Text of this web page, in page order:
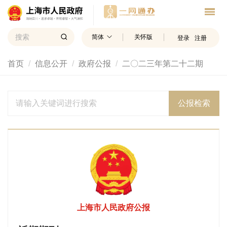
简体 关怀版 登录 注册
首页 信息公开 政府公报 二〇二三年第二十二期
公报检索
上海市人民政府公报